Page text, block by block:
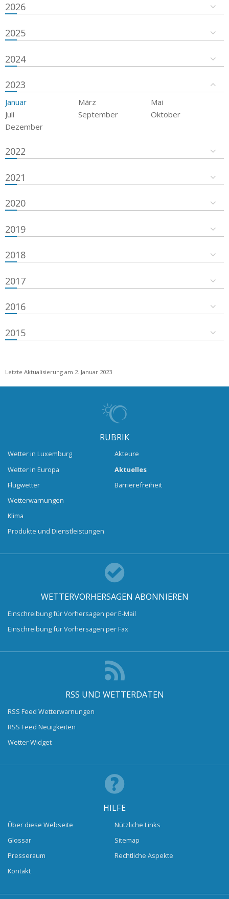
2026
2025
2024
2023
Januar März
Mai
Juli
September
Oktober
Dezember
2022
2021
2020
2019
2018
2017
2016
2015
Letzte Aktualisierung am 2. Januar 2023
RUBRIK
Wetter in Luxemburg
Wetter in Europa
Flugwetter
Wetterwarnungen
Klima
Produkte und Dienstleistungen
Akteure
Aktuelles
Barrierefreiheit
WETTERVORHERSAGEN ABONNIEREN
Einschreibung für Vorhersagen per E-Mail
Einschreibung für Vorhersagen per Fax
RSS UND WETTERDATEN
RSS Feed Wetterwarnungen
RSS Feed Neuigkeiten
Wetter Widget
HILFE
Über diese Webseite
Glossar
Presseraum
Kontakt
Nützliche Links
Sitemap
Rechtliche Aspekte